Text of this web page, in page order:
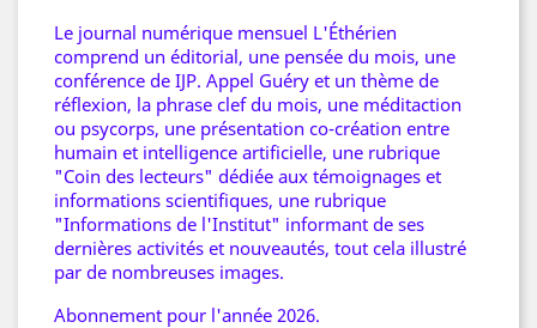
Le journal numérique mensuel L'Éthérien
comprend un éditorial, une pensée du mois, une
conférence de IJP. Appel Guéry et un thème de
réflexion, la phrase clef du mois, une méditaction
ou psycorps, une présentation co-création entre
humain et intelligence artificielle, une rubrique
"Coin des lecteurs" dédiée aux témoignages et
informations scientifiques, une rubrique
"Informations de l'Institut" informant de ses
dernières activités et nouveautés, tout cela illustré
par de nombreuses images.
Abonnement pour l'année 2026.